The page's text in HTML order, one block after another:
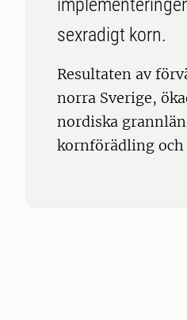
sexradigt korn.
Resultaten av
norra Sverige,
nordiska
kornförädling